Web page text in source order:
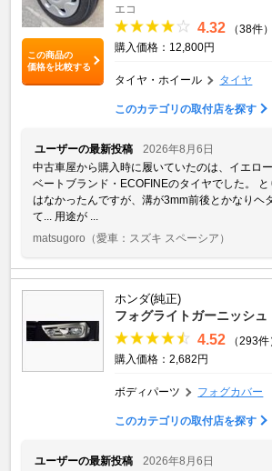
この商品の
価格を比較する
エコ
4.32
（38件）
購入価格：12,800円
タイヤ・ホイール タイヤ
このカテゴリの取付店を探す
ユーザーの最新投稿
2026年8月6日
中古車屋から購入時に履いていたのは、イエロ
ベートブランド・ECOFINEのタイヤでした。 と
はなかったんですが、溝が3mm前後とかなりヘ
て... 用途が ...
matsugoro （愛車：スズキ スペーシア）
ホンダ(純正)
フォグライトガーニッシュ
4.52
（293件
購入価格：2,682円
ボディパーツ フォグカバー
このカテゴリの取付店を探す
ユーザーの最新投稿
2026年8月6日